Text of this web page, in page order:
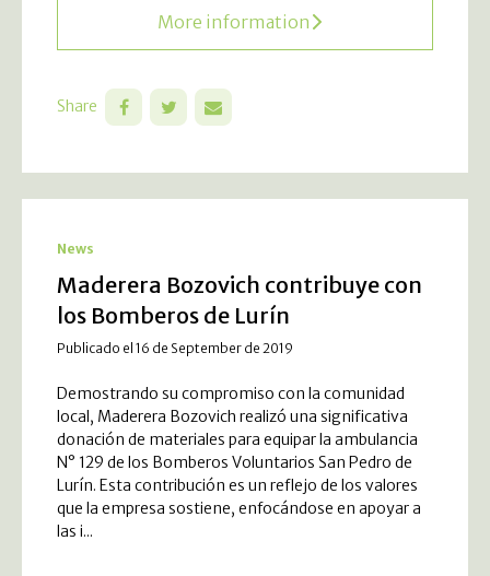
More information
Share
News
Maderera Bozovich contribuye con
los Bomberos de Lurín
Publicado el 16 de September de 2019
Demostrando su compromiso con la comunidad
local, Maderera Bozovich realizó una significativa
donación de materiales para equipar la ambulancia
N° 129 de los Bomberos Voluntarios San Pedro de
Lurín. Esta contribución es un reflejo de los valores
que la empresa sostiene, enfocándose en apoyar a
las i...